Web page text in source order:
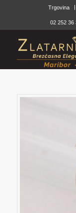
Trgovina
02 252 36